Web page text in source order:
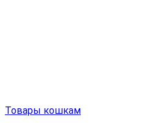
Товары кошкам